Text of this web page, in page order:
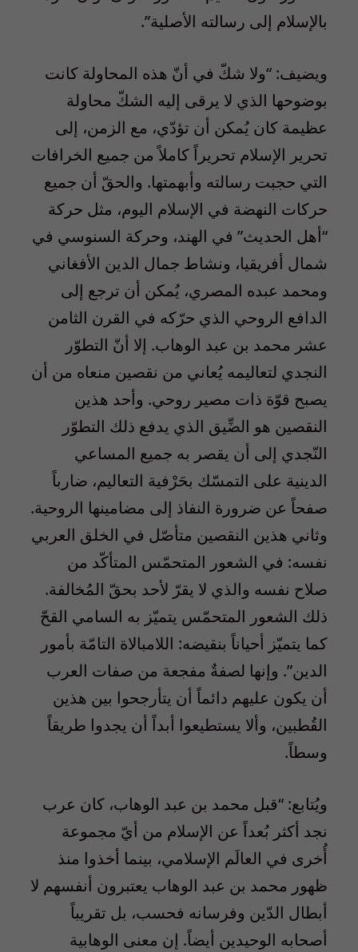
بالإسلام إلى رسالته الأصلية”.
ويضيف: “ولا شكّ في أنّ هذه المحاولة كانت
بوضوحها الذي لا يرقى إليه الشكّ محاولة
عظيمة كان يُمكن أن تؤدّي، مع الزمن، إلى
تحرير الإسلام تحريراً كاملاً من جميع الخرافات
التي حجبت رسالته وأبهمتها. والحقّ أن جميع
حركات النهضة في الإسلام اليوم، مثل حركة
“أهل الحديث” في الهند، وحركة السنوسي في
شمال أفريقيا، ونشاط جمال الدين الأفغاني
ومحمد عبده المصري، يُمكن أن ترجع إلى
الدافع الروحي الذي حرّكه في القرن الثامن
عشر محمد بن عبد الوهاب. إلا أنّ التطوّر
النجدي لتعاليمه يُعاني من نقصين منعاه من أن
يصبح قوّة ذات مصير روحي. وأحد هذين
النقصين هو الضِّيق الذي يدفع ذلك التطوّر
النّجدي إلى أن يقصر به جميع المساعي
الدينية على التمسّك بحَرْفية التعاليم، ضارباً
صفحاً عن ضرورة النفاذ إلى مضامينها الروحية.
وثاني هذين النقصين متأصّل في الخلق العربي
نفسه: في الشعور المتحمّس المتأكّد من
صلاح نفسه والذي لا يقرّ لأحد بحقّ المُخالفة.
ذلك الشعور المتحمّس يتميّز به السامي القحّ
كما يتميّز أحياناً بنقيضه: اللامبالاة التامّة بأمور
الدين”. وإنها لصفةٌ مفجعة من صفات العرب
أن يكون عليهم دائماً أن يتأرجحوا بين هذين
القُطبين، وألا يستطيعوا أبداً أن يجدوا طريقاً
وسطاً.
ويُتابع: “قبل محمد بن عبد الوهاب، كان عرب
نجد أكثر بُعداً عن الإسلام من أيّ مجموعة
أُخرى في العالَم الإسلامي، بينما أخذوا منذ
ظهور محمد بن عبد الوهاب يعتبرون أنفسهم لا
أبطال الدّين وفرسانه فحسب، بل تقريباً
أصحابه الوحيدين أيضاً. إن معنى الوهابية